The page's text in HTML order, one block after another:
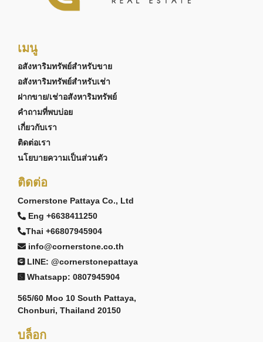
เมนู
อสังหาริมทรัพย์สำหรับขาย
อสังหาริมทรัพย์สำหรับเช่า
ฝากขาย/เช่าอสังหาริมทรัพย์
คำถามที่พบบ่อย
เกี่ยวกับเรา
ติดต่อเรา
นโยบายความเป็นส่วนตัว
ติดต่อ
Cornerstone Pattaya Co., Ltd
Eng +6638411250
Thai +66807945904
info@cornerstone.co.th
LINE: @cornerstonepattaya
Whatsapp: 0807945904
565/60 Moo 10 South Pattaya,
Chonburi, Thailand 20150
บล็อก